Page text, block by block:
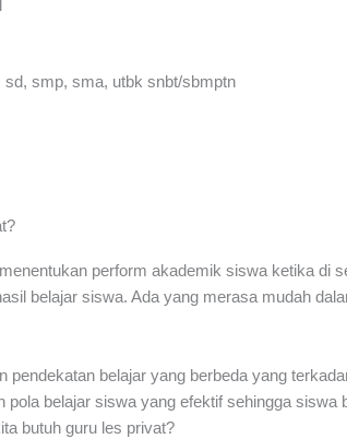
perform akademik siswa ketika di
belajar siswa. Ada yang merasa mudah
pendekatan belajar yang berbeda yang
pola belajar siswa yang efektif sehingga
butuh guru les privat?